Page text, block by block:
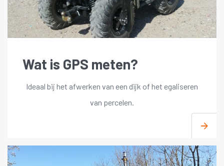
Wat is GPS meten?
Ideaal bij het afwerken van een dijk of het egaliseren
van percelen.